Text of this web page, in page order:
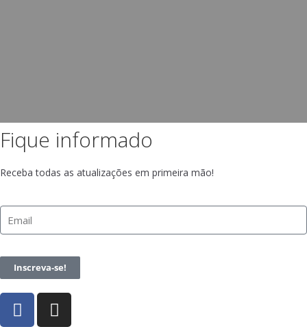
Fique informado
Receba todas as atualizações em primeira mão!
Inscreva-se!